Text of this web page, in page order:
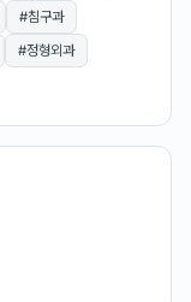
#침구과
#정형외과